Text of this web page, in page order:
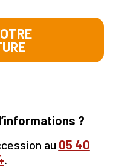
?
au 05 40
.